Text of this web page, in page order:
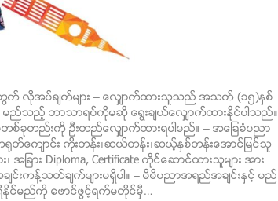
အတြက္ လိုအပ္ခ်က္မ်ား – ေလွ်ာက္ထားသူသည္ အသက္ (၁၅)ႏွစ္
ည္သည့္ ဘာသာရပ္ကိုမဆို ေရြးခ်ယ္ေလ်ွာက္ထားႏိုင္ပါသည္။
ည္းကို ဦးတည္ေလ်ွာက္ထားရပါမည္။ – အေျခခံပညာ
ရုတ္ေက်ာင္း ကိုးတန္း၊ဆယ္တန္း၊ဆယ့္ႏွစ္တန္းေအာင္ျမင္သူ
၊ အျခား Diploma, Certificate ကိုင္ေဆာင္ထားသူမ်ား အား
းကန္႔သတ္ခ်က္မ်ားမရွိပါ။ – မိမိပညာအရည္အခ်င္းႏွင့္ မည္
မည္ကို ေဖာင္ဖြင့္ရက္မတိုင္မွီ…